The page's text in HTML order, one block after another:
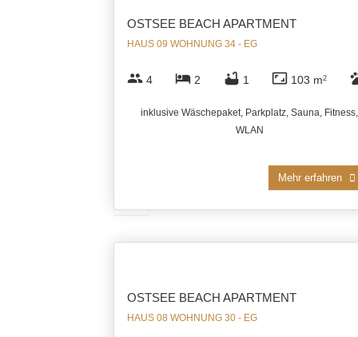
OSTSEE BEACH APARTMENT
HAUS 09 WOHNUNG 34 - EG
group 4 hotel 2 bathtub 1 aspect_ratio 103 m2
inklusive Wäschepaket, Parkplatz, Sauna, Fitness,
WLAN
Mehr erfahren
OSTSEE BEACH APARTMENT
HAUS 08 WOHNUNG 30 - EG